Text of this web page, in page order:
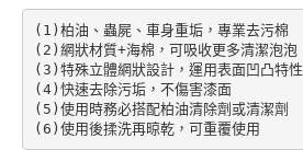
(1)柏油、蟲屍、車身重垢，專業去污棉
(2)網狀材質+海棉，可吸收更多清潔泡泡
(3)特殊立體網狀設計，運用表面凹凸特性
(4)快速去除污垢，不傷害漆面
(5)使用時務必搭配柏油清除劑或清潔劑
(6)使用後揉洗再晾乾，可重覆使用